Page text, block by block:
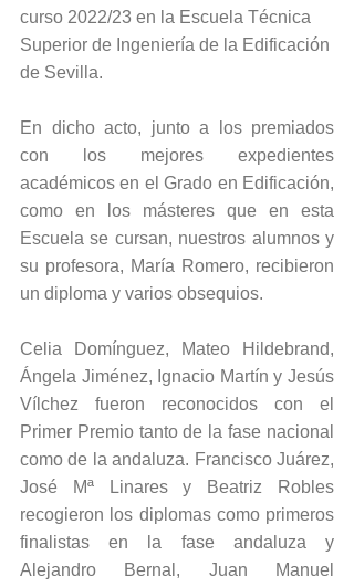
curso 2022/23 en la Escuela Técnica
Superior de Ingeniería de la Edificación
de Sevilla.
En dicho acto, junto a los premiados
con los mejores expedientes
académicos en el Grado en Edificación,
como en los másteres que en esta
Escuela se cursan, nuestros alumnos y
su profesora, María Romero, recibieron
un diploma y varios obsequios.
Celia Domínguez, Mateo Hildebrand,
Ángela Jiménez, Ignacio Martín y Jesús
Vílchez fueron reconocidos con el
Primer Premio tanto de la fase nacional
como de la andaluza. Francisco Juárez,
José Mª Linares y Beatriz Robles
recogieron los diplomas como primeros
finalistas en la fase andaluza y
Alejandro Bernal, Juan Manuel